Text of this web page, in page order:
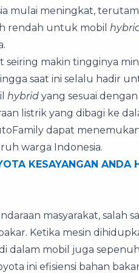
mulai meningkat,
rendah untuk mobil
makin tingginya
saat ini selalu hadir
hybrid yang sesuai
listrik yang dibagi ke
dapat
warga Indonesia.
KESAYANGAN ANDA
masyarakat, salah
Ketika mesin
dalam mobil juga
ini efisiensi bahan